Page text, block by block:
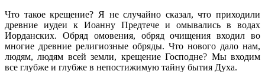
Что такое крещение? Я не случайно сказал, что приходили
древние иудеи к Иоанну Предтече и омывались в водах
Иорданских. Обряд омовения, обряд очищения входил во
многие древние религиозные обряды. Что нового дало нам,
людям, людям всей земли, крещение Господне? Мы входим
все глубже и глубже в непостижимую тайну бытия Духа.